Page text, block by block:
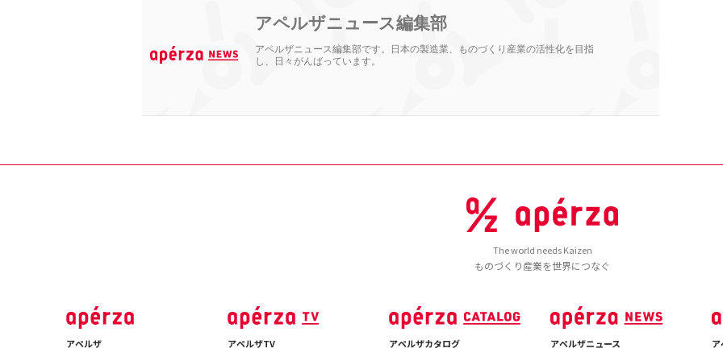
アペルザニュース編集部
アペルザニュース編集部です。日本の製造業、ものづくり産業の活性化を目指
し、日々がんばっています。
The world needs Kaizen
ものづくり産業を世界につなぐ
アペルザ アペルザTV アペルザカタログ アペルザニュース